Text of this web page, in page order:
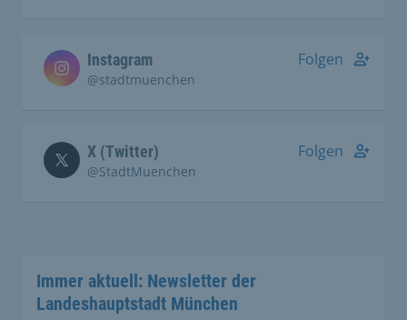
Instagram
@stadtmuenchen
Folgen
X (Twitter)
@StadtMuenchen
Folgen
Immer aktuell: Newsletter der
Landeshauptstadt München